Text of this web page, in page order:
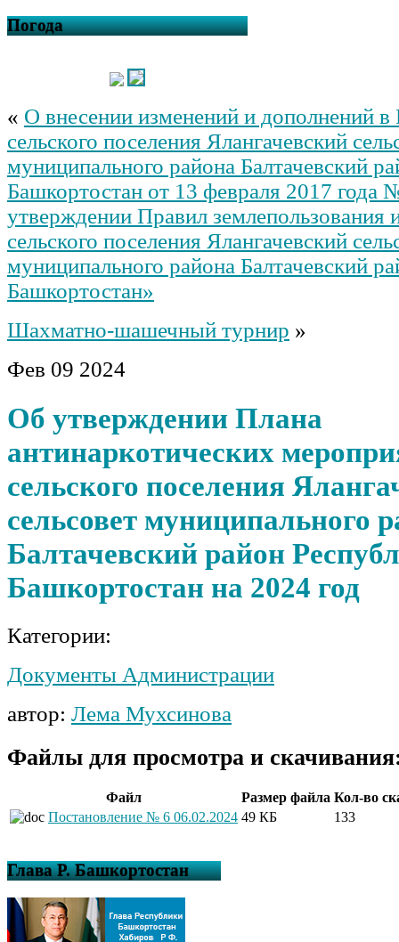
Погода
« О внесении изменений и дополнений
сельского поселения Ялангачевский
муниципального района Балтачевский
Башкортостан от 13 февраля 2017 года
утверждении Правил землепользования
сельского поселения Ялангачевский
муниципального района Балтачевский
Башкортостан»
Шахматно-шашечный турнир »
Фев 09 2024
Об утверждении Плана
антинаркотических
сельского поселения
сельсовет муниципального
Балтачевский район
Башкортостан на 2024 год
Категории:
Документы Администрации
автор: Лема Мухсинова
Файлы для просмотра и
Файл Размер файла Кол-во
Постановление № 6 06.02.2024 49 КБ 133
Глава Р. Башкортостан